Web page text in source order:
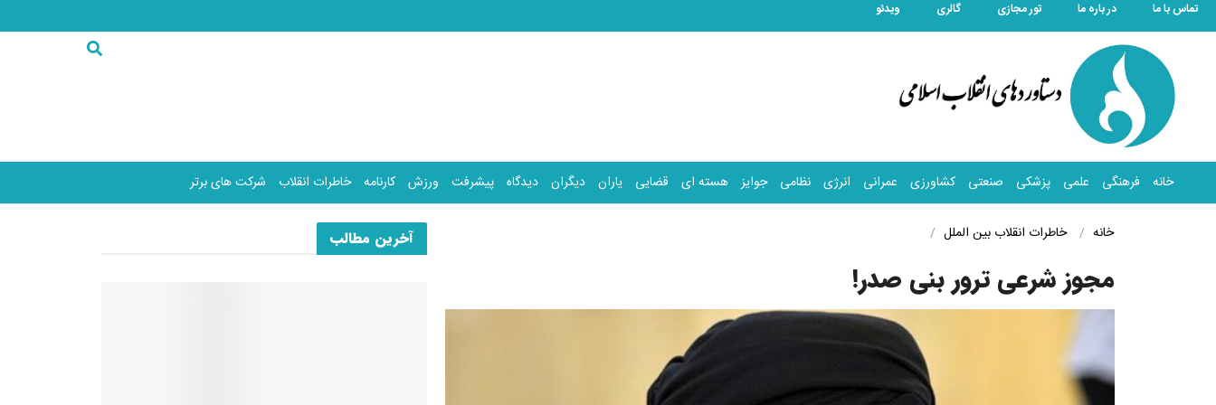
تماس با ما در باره ما تور مجازی گالری ویدئو
خانه فرهنگی علمی پزشکی صنعتی کشاورزی عمرانی انرژی نظامی جوایز هسته ای قضایی یاران دیگران دیدگاه پیشرفت ورزش کارنامه خاطرات انقلاب شرکت های برتر
آخرین مطالب خانه خاطرات انقلاب بین الملل
مجوز شرعی ترور بنی صدر!